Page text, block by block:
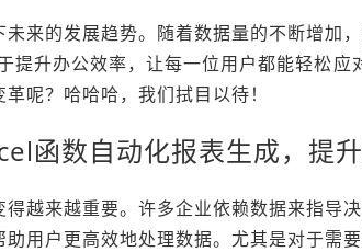
来的发展趋势。随着数据量的不断增加
提升办公效率，让每一位用户都能轻松应
呢？哈哈哈，我们拭目以待！
函数自动化报表生成，提
越来越重要。许多企业依赖数据来指导
用户更高效地处理数据。尤其是对于需